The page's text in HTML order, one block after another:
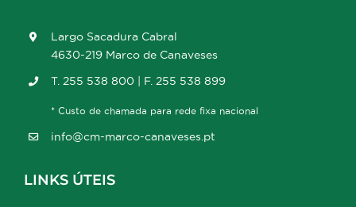
Largo Sacadura Cabral
4630-219 Marco de Canaveses
T. 255 538 800 | F. 255 538 899
* Custo de chamada para rede fixa nacional
info@cm-marco-canaveses.pt
LINKS ÚTEIS